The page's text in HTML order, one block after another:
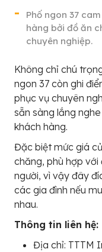
Phố ngon 37
hàng bởi đồ ăn
chuyên nghiệp.
Không chỉ chú
ngon 37 còn ghi
phục vụ chuyên
sẵn sàng lắng
khách hàng.
Đặc biệt mức giá
chăng, phù hợp với
người, vì vậy đây
các gia đình nếu
nhau.
Thông tin liên hệ:
Địa chỉ: TTTM